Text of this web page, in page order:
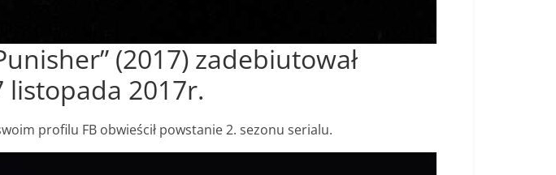
(2017) zadebiutował
listopada 2017r.
profilu FB obwieścił powstanie 2. sezonu serialu.